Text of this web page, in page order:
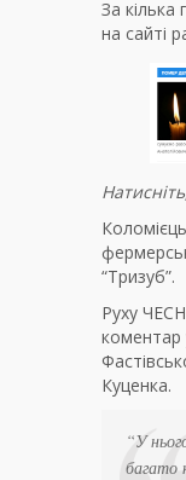
За
на сайті
“Тризуб”.
Руху
коментар
Куценка.
“У
багато